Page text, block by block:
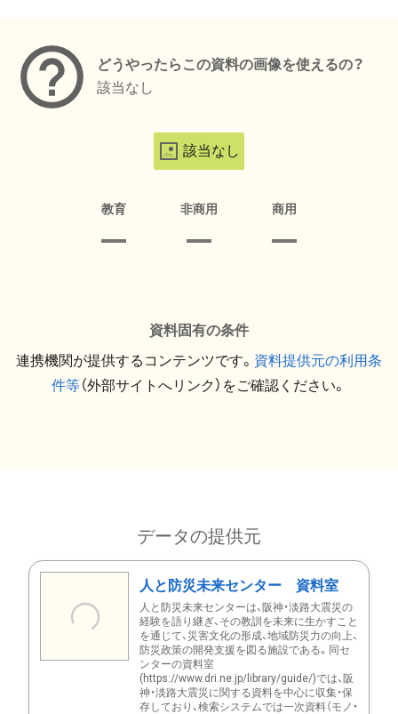
どうやったらこの資料の画像を使えるの？
該当なし
該当なし
教育 非商用 商用
資料固有の条件
連携機関が提供するコンテンツです。 資料提供元の利用条
件等（外部サイトへリンク）をご確認ください。
データの提供元
人と防災未来センター 資料室
人と防災未来センターは、阪神・淡路大震災の
経験を語り継ぎ、その教訓を未来に生かすこと
を通じて、災害文化の形成、地域防災力の向上、
防災政策の開発支援を図る施設である。同セ
ンターの資料室
(https://www.dri.ne.jp/library/guide/)では、阪
神・淡路大震災に関する資料を中心に収集・保
存しており、検索システムでは一次資料（モノ・